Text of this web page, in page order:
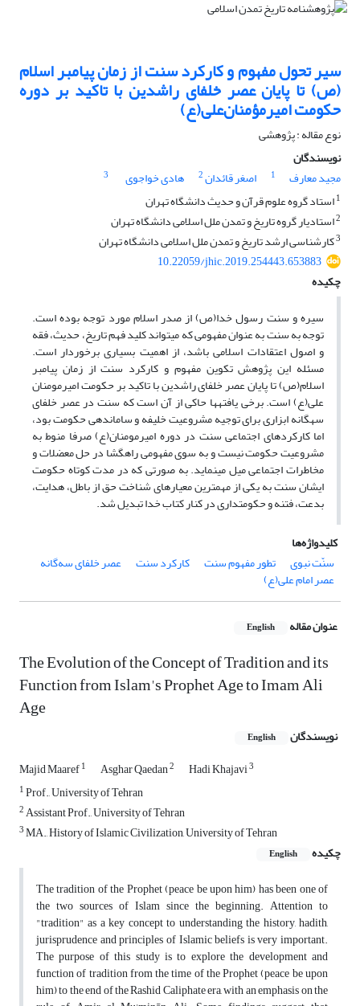
سیر تحول مفهوم و کارکرد سنت از زمان پیامبر اسلام
(ص) تا پایان عصر خلفای راشدین با تاکید بر دوره
حکومت امیرمؤمنان‌علی(ع)
نوع مقاله : پژوهشی
نویسندگان
مجید معارف
1 اصغر قائدان2 هادی خواجوی
3
1استاد گروه علوم قرآن و حدیث دانشگاه تهران
2استادیار گروه تاریخ و تمدن ملل اسلامی دانشگاه تهران
3کارشناسی ارشد تاریخ و تمدن ملل اسلامی دانشگاه تهران
10.22059/jhic.2019.254443.653883
چکیده
سیره و سنت رسول خدا(ص) از صدر اسلام مورد توجه بوده است.
توجه به سنت به عنوان مفهومی که می­تواند کلید فهم تاریخ، حدیث، فقه
و اصول اعتقادات اسلامی باشد، از اهمیت بسیاری برخوردار است.
مسئله این پژوهش تکوین مفهوم و کارکرد سنت از زمان پیامبر
اسلام(ص) تا پایان عصر خلفای راشدین با تاکید بر حکومت امیرمومنان
علی(ع) است. برخی یافته­ها حاکی از آن است که سنت در عصر خلفای
سه­گانه ابزاری برای توجیه مشروعیت خلیفه و ساماندهی حکومت بود،
اما کارکرد­های اجتماعی سنت در دوره امیرمومنان(ع) صرفا منوط به
مشروعیت حکومت نیست و به سوی مفهومی راه­گشا در حل معضلات و
مخاطرات اجتماعی میل می­نماید. به صورتی که در مدت کوتاه حکومت
ایشان سنت به یکی از مهم­ترین معیارهای شناخت حق از باطل، هدایت،
بدعت­، فتنه­ و حکومت­داری در کنار کتاب خدا تبدیل شد.
کلیدواژه‌ها
سنّت نبوی
تطور مفهوم سنت کارکرد سنت عصر خلفای سه‌گانه
عصر امام علی(ع)
عنوان مقاله English
The Evolution of the Concept of Tradition and its
Function from Islam's Prophet Age to Imam Ali
Age
نویسندگان English
Majid Maaref1 Asghar Qaedan2 Hadi Khajavi3
1Prof., University of Tehran
2Assistant Prof., University of Tehran
3MA., History of Islamic Civilization, University of Tehran
چکیده
English
The tradition of the Prophet (peace be upon him) has been one of
the two sources of Islam since the beginning. Attention to
"tradition" as a key concept to understanding the history, hadith,
jurisprudence and principles of Islamic beliefs is very important.
The purpose of this study is to explore the development and
function of tradition from the time of the Prophet (peace be upon
him) to the end of the Rashid Caliphate era, with an emphasis on the